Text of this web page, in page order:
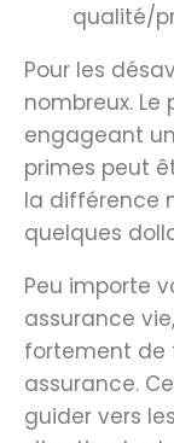
qualité/
Pour les
nombreux.
engageant
primes peut
la différence
quelques
Peu importe
assurance
fortement de
assurance.
guider vers